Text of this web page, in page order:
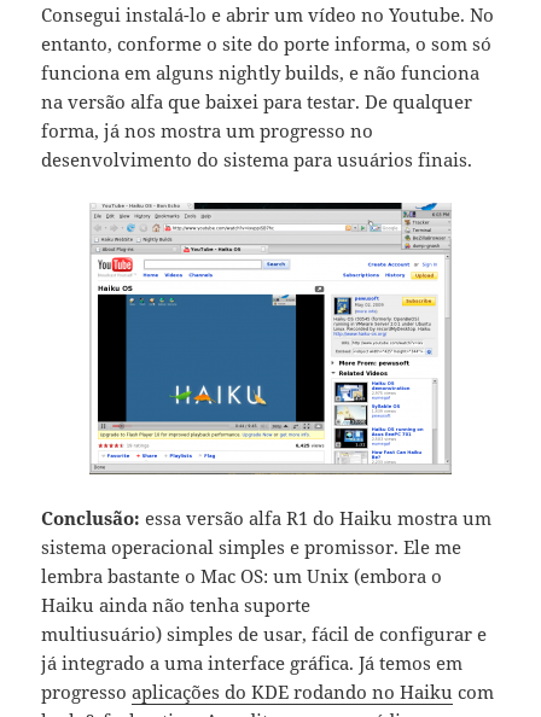
Consegui instalá-lo e abrir um vídeo no Youtube. No
entanto, conforme o site do porte informa, o som só
funciona em alguns nightly builds, e não funciona
na versão alfa que baixei para testar. De qualquer
forma, já nos mostra um progresso no
desenvolvimento do sistema para usuários finais.
Conclusão: essa versão alfa R1 do Haiku mostra um
sistema operacional simples e promissor. Ele me
lembra bastante o Mac OS: um Unix (embora o
Haiku ainda não tenha suporte
multiusuário) simples de usar, fácil de configurar e
já integrado a uma interface gráfica. Já temos em
progressoaplicações do KDE rodando no Haiku com